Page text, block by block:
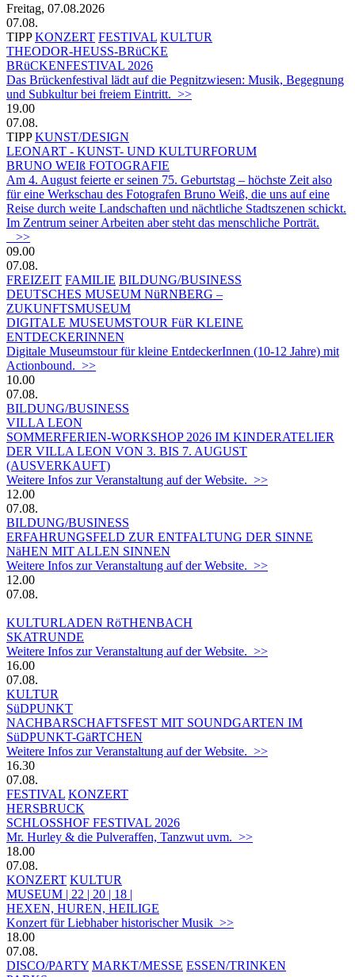
Freitag, 07.08.2026
07.08.
TIPP KONZERT FESTIVAL KULTUR
THEODOR-HEUSS-BRüCKE
BRüCKENFESTIVAL 2026
Das Brückenfestival lädt auf die Pegnitzwiesen: Musik, Begegnung
und Subkultur bei freiem Eintritt. >>
19.00
07.08.
TIPP KUNST/DESIGN
LEONART - KUNST- UND KULTURFORUM
BRUNO WEIß FOTOGRAFIE
Am 4. August feierte er seinen 75. Geburtstag – höchste Zeit also
für eine Werkschau des Fotografen Bruno Weiß, die uns auf eine
Reise durch weite Landschaften und nächtliche Stadtszenen schickt.
Im Zentrum seiner Arbeiten aber steht das menschliche Porträt.
>>
09.00
07.08.
FREIZEIT FAMILIE BILDUNG/BUSINESS
DEUTSCHES MUSEUM NüRNBERG –
ZUKUNFTSMUSEUM
DIGITALE MUSEUMSTOUR FüR KLEINE
ENTDECKERINNEN
Digitale Museumstour für kleine EntdeckerInnen (10-12 Jahre) mit
Actionbound. >>
10.00
07.08.
BILDUNG/BUSINESS
VILLA LEON
SOMMERFERIEN-WORKSHOP 2026 IM KINDERATELIER
DER VILLA LEON VON 3. BIS 7. AUGUST
(AUSVERKAUFT)
Weitere Infos zur Veranstaltung auf der Website. >>
12.00
07.08.
BILDUNG/BUSINESS
ERFAHRUNGSFELD ZUR ENTFALTUNG DER SINNE
NäHEN MIT ALLEN SINNEN
Weitere Infos zur Veranstaltung auf der Website. >>
12.00
07.08.
KULTURLADEN RöTHENBACH
SKATRUNDE
Weitere Infos zur Veranstaltung auf der Website. >>
16.00
07.08.
KULTUR
SüDPUNKT
NACHBARSCHAFTSFEST MIT SOUNDGARTEN IM
SüDPUNKT-GäRTCHEN
Weitere Infos zur Veranstaltung auf der Website. >>
16.30
07.08.
FESTIVAL KONZERT
HERSBRUCK
SCHLOSSHOF FESTIVAL 2026
Mr. Hurley & die Pulveraffen, Tanzwut uvm. >>
18.00
07.08.
KONZERT KULTUR
MUSEUM | 22 | 20 | 18 |
HEXEN, HUREN, HEILIGE
Konzert für Liebhaber historischer Musik >>
18.00
07.08.
DISCO/PARTY MARKT/MESSE ESSEN/TRINKEN